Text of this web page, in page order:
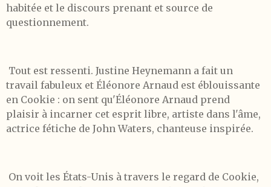
habitée et le discours prenant et source de
questionnement.
Tout est ressenti. Justine Heynemann a fait un
travail fabuleux et Éléonore Arnaud est éblouissante
en Cookie : on sent qu'Éléonore Arnaud prend
plaisir à incarner cet esprit libre, artiste dans l'âme,
actrice fétiche de John Waters, chanteuse inspirée.
On voit les États-Unis à travers le regard de Cookie,